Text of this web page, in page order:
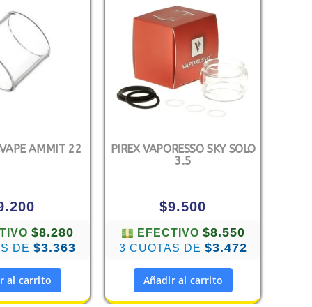
AMMIT 22
$8.280
DE $3.363
al carrito
PIREX VAPORESSO SKY SOLO
3.5
$9.500
EFECTIVO $8.550
3 CUOTAS DE $3.472
Añadir al carrito